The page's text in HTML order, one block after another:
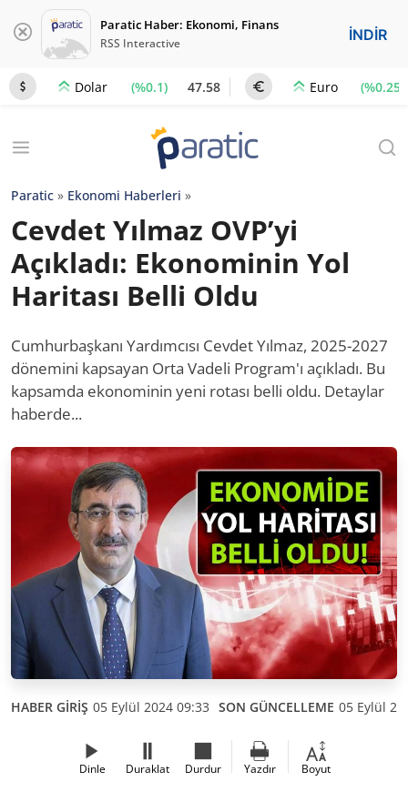
Paratic Haber: Ekonomi, Finans
RSS Interactive İNDİR
Dolar (%0.1) 47.58 Euro (%0.25)
Paratic » Ekonomi Haberleri »
Cevdet Yılmaz OVP’yi
Açıkladı: Ekonominin Yol
Haritası Belli Oldu
Cumhurbaşkanı Yardımcısı Cevdet Yılmaz, 2025-2027
dönemini kapsayan Orta Vadeli Program'ı açıkladı. Bu
kapsamda ekonominin yeni rotası belli oldu. Detaylar
haberde...
HABER GİRİŞ 05 Eylül 2024 09:33 SON GÜNCELLEME 05 Eylül
Dinle Duraklat Durdur Yazdır Boyut